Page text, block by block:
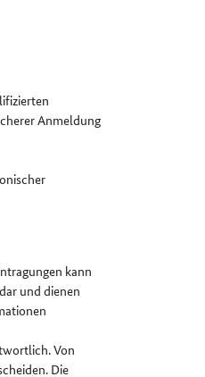
Anmeldung
kann
und dienen
Von
Die